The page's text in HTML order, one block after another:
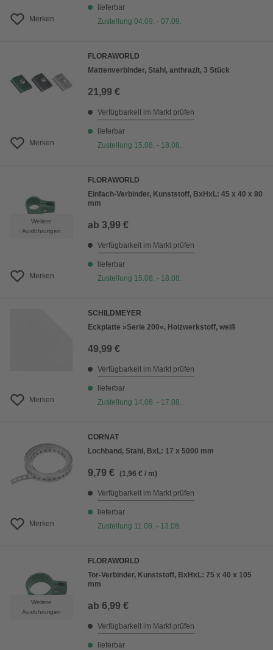
Merken
lieferbar
Zustellung 04.09. - 07.09.
Merken
FLORAWORLD
Mattenverbinder, Stahl, anthrazit, 3 Stück
21,99 €
Verfügbarkeit im Markt prüfen
lieferbar
Zustellung 15.08. - 18.08.
Weitere
Ausführungen
Merken
FLORAWORLD
Einfach-Verbinder, Kunststoff, BxHxL: 45 x 40 x 80
mm
ab 3,99 €
Verfügbarkeit im Markt prüfen
lieferbar
Zustellung 15.08. - 18.08.
Merken
SCHILDMEYER
Eckplatte »Serie 200«, Holzwerkstoff, weiß
49,99 €
Verfügbarkeit im Markt prüfen
lieferbar
Zustellung 14.08. - 17.08.
Merken
CORNAT
Lochband, Stahl, BxL: 17 x 5000 mm
9,79 € (1,96 € / m)
Verfügbarkeit im Markt prüfen
lieferbar
Zustellung 11.08. - 13.08.
Weitere
Ausführungen
FLORAWORLD
Tor-Verbinder, Kunststoff, BxHxL: 75 x 40 x 105
mm
ab 6,99 €
Verfügbarkeit im Markt prüfen
lieferbar